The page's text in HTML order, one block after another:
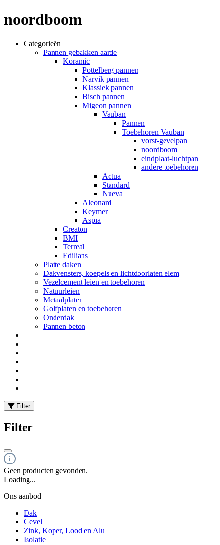
noordboom
Categorieën
Pannen gebakken aarde
Koramic
Pottelberg pannen
Narvik pannen
Klassiek pannen
Bisch pannen
Migeon pannen
Vauban
Pannen
Toebehoren Vauban
vorst-gevelpan
noordboom
eindplaat-luchtpan
andere toebehoren
Actua
Standard
Nueva
Aleonard
Keymer
Aspia
Creaton
BMI
Terreal
Edilians
Platte daken
Dakvensters, koepels en lichtdoorlaten elem
Vezelcement leien en toebehoren
Natuurleien
Metaalplaten
Golfplaten en toebehoren
Onderdak
Pannen beton
Filter
Filter
Geen producten gevonden.
Loading...
Ons aanbod
Dak
Gevel
Zink, Koper, Lood en Alu
Isolatie